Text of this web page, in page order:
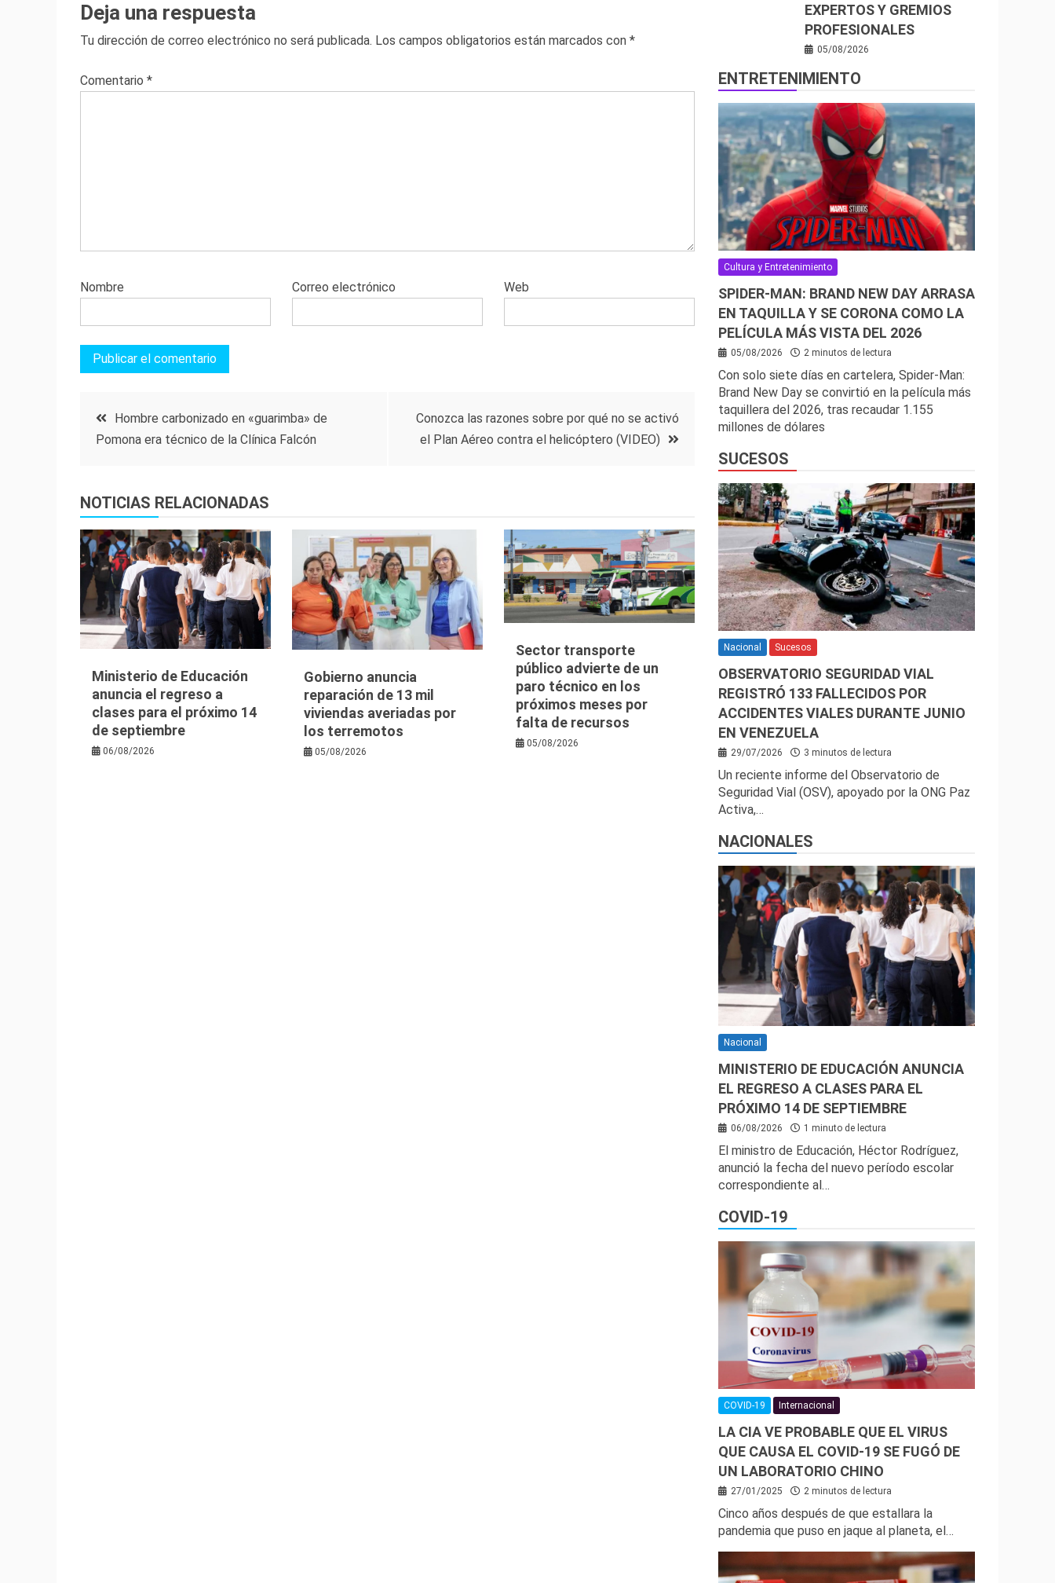
Deja una respuesta
Tu dirección de correo electrónico no será publicada. Los campos obligatorios están marcados con *
Comentario *
Nombre Correo electrónico Web
Navegación
entradas
Hombre carbonizado en «guarimba» de
Pomona era técnico de la Clínica Falcón
Conozca las razones sobre por qué no se activó
el Plan Aéreo contra el helicóptero (VIDEO)
NOTICIAS RELACIONADAS
Ministerio de Educación
anuncia el regreso a
clases para el próximo 14
de septiembre
06/08/2026
Gobierno anuncia
reparación de 13 mil
viviendas averiadas por
los terremotos
05/08/2026
Sector transporte
público advierte de un
paro técnico en los
próximos meses por
falta de recursos
05/08/2026
EXPERTOS Y GREMIOS
PROFESIONALES
05/08/2026
ENTRETENIMIENTO
Cultura y Entretenimiento
SPIDER-MAN: BRAND NEW DAY ARRASA
EN TAQUILLA Y SE CORONA COMO LA
PELÍCULA MÁS VISTA DEL 2026
05/08/2026 2 minutos de lectura
Con solo siete días en cartelera, Spider-Man:
Brand New Day se convirtió en la película más
taquillera del 2026, tras recaudar 1.155
millones de dólares
SUCESOS
Nacional Sucesos
OBSERVATORIO SEGURIDAD VIAL
REGISTRÓ 133 FALLECIDOS POR
ACCIDENTES VIALES DURANTE JUNIO
EN VENEZUELA
29/07/2026 3 minutos de lectura
Un reciente informe del Observatorio de
Seguridad Vial (OSV), apoyado por la ONG Paz
Activa,…
NACIONALES
Nacional
MINISTERIO DE EDUCACIÓN ANUNCIA
EL REGRESO A CLASES PARA EL
PRÓXIMO 14 DE SEPTIEMBRE
06/08/2026 1 minuto de lectura
El ministro de Educación, Héctor Rodríguez,
anunció la fecha del nuevo período escolar
correspondiente al…
COVID-19
COVID-19 Internacional
LA CIA VE PROBABLE QUE EL VIRUS
QUE CAUSA EL COVID-19 SE FUGÓ DE
UN LABORATORIO CHINO
27/01/2025 2 minutos de lectura
Cinco años después de que estallara la
pandemia que puso en jaque al planeta, el…